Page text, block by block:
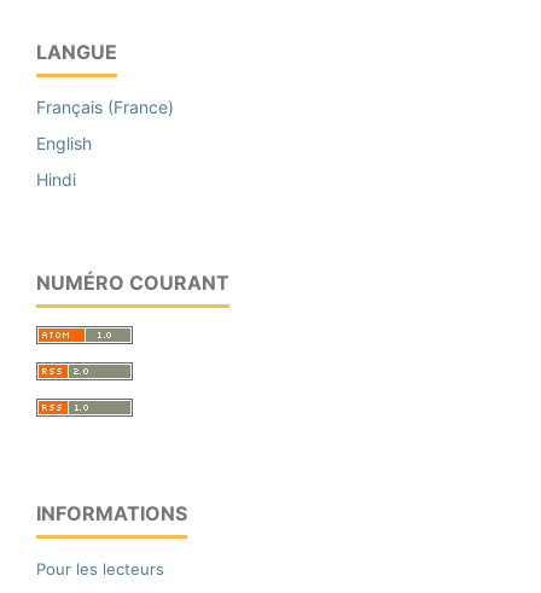
LANGUE
Français (France)
English
Hindi
NUMÉRO COURANT
INFORMATIONS
Pour les lecteurs